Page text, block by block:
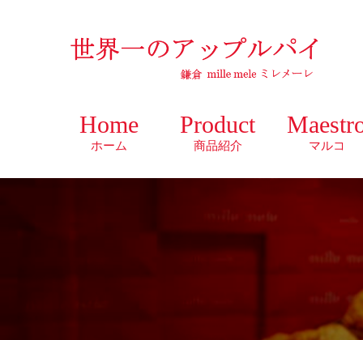
Home
ホーム
Product
商品紹介 マルコ